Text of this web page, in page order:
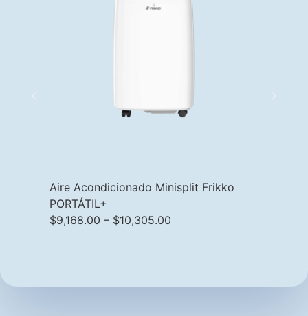
Aire Acondicionado Minisplit Frikko
PORTÁTIL+
$9,168.00 – $10,305.00